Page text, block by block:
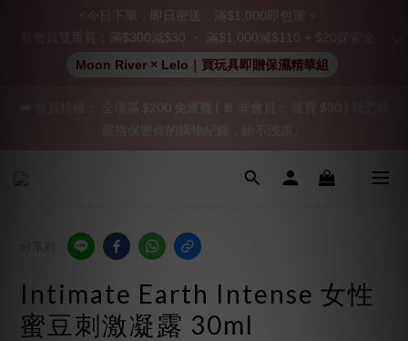
「保密出貨」（無店鋪資訊、一般紙箱）、隱私保護、加密付款、
立即註冊成為會員！
加入會員即享$20購物金  訂單商品好評再享$15購物金
👑 會員特權： 全場滿 $200 免運費 | 🚪 非會員： 運費 $30 | 我們將
嚴格保密你的購物紀錄，絕不洩露。
「保密出貨」（無店鋪資訊、一般紙箱）、隱私保護、加密付款、
Intimate Earth Intense 女性
蜜豆刺激凝露 30ml
⚡今日下單．即日密送．滿$1,000即包運 ⚡
新會員雙重賞：滿$300減$30 ・ 滿$1,000減$110 + $20探索金
Moon River × Lelo｜買玩具即贈保濕精華組